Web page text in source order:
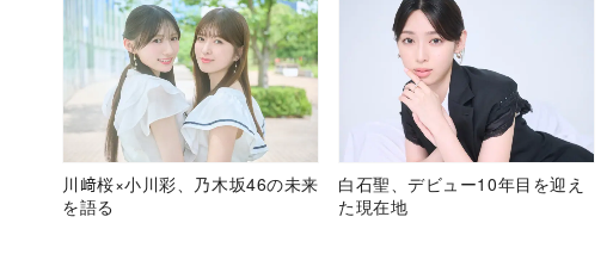
川﨑桜×小川彩、乃木坂46の未来
を語る
白石聖、デビュー10年目を迎え
た現在地